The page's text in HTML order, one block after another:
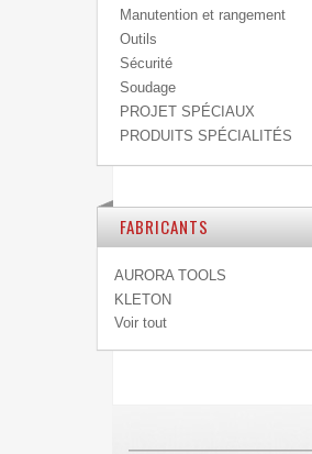
Manutention et rangement
Outils
Sécurité
Soudage
PROJET SPÉCIAUX
PRODUITS SPÉCIALITÉS
FABRICANTS
AURORA TOOLS
KLETON
Voir tout